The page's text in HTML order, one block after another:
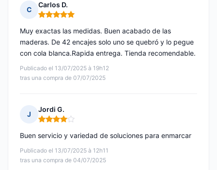
C
Carlos D.
Nota: 5 de 5
Publicado el 13/07/2025 à 19h12
tras una compra de 07/07/2025
Muy exactas las medidas. Buen acabado de las
maderas. De 42 encajes solo uno se quebró y lo pegue
con cola blanca.Rapida entrega. Tienda recomendable.
J
Jordi G.
Nota: 4 de 5
Publicado el 13/07/2025 à 12h11
tras una compra de 04/07/2025
Buen servicio y variedad de soluciones para enmarcar